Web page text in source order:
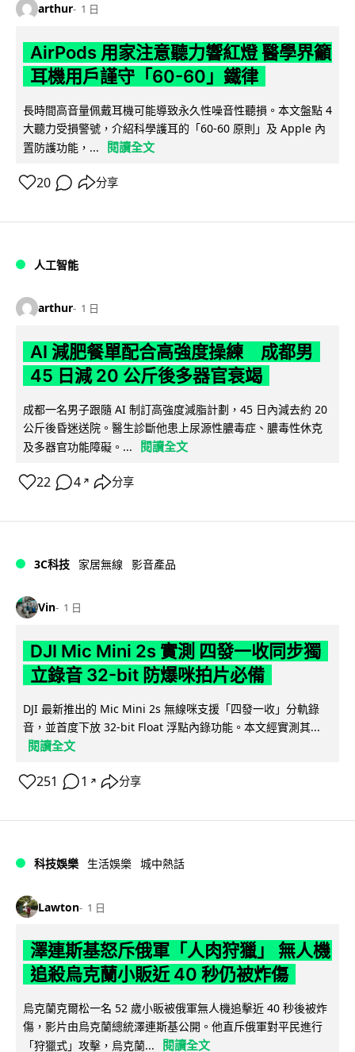
arthur 1 日
AirPods 用家注意聽力響紅燈 醫學界籲
耳機用戶謹守「60-60」鐵律
長時間高音量佩戴耳機可能導致永久性噪音性聽損。本文盤點 4
大聽力受損警號，介紹科學護耳的「60-60 原則」及 Apple 內
置防護功能，...
閱讀全文
20 分享
人工智能
arthur 1 日
AI 減肥餐單配合高強度操練 成都男
45 日減 20 公斤後多器官衰竭
成都一名男子跟隨 AI 制訂高強度減脂計劃，45 日內減去約 20
公斤後昏迷送院。醫生診斷他患上尿源性膿毒症、膿毒性休克
及多器官功能障礙。...
閱讀全文
22 4 ↗ 分享
3C科技 家居無線 影音產品
Vin 1 日
DJI Mic Mini 2s 實測 四發一收同步獨
立錄音 32-bit 防爆咪拍片必備
DJI 最新推出的 Mic Mini 2s 無線咪支援「四發一收」分軌錄
音，並首度下放 32-bit Float 浮點內錄功能。本文經實測其...
閱讀全文
251 1 ↗ 分享
科技娛樂 生活娛樂 城中熱話
Lawton 1 日
澤連斯基怒斥俄軍「人肉狩獵」 無人機
追殺烏克蘭小販近 40 秒仍被炸傷
烏克蘭克爾松一名 52 歲小販被俄軍無人機追擊近 40 秒後被炸
傷，影片由烏克蘭總統澤連斯基公開。他直斥俄軍對平民進行
「狩獵式」攻擊，烏克蘭...
閱讀全文